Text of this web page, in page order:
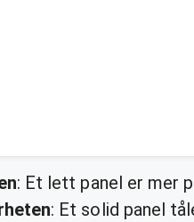
: Et lett panel er mer
: Et solid panel